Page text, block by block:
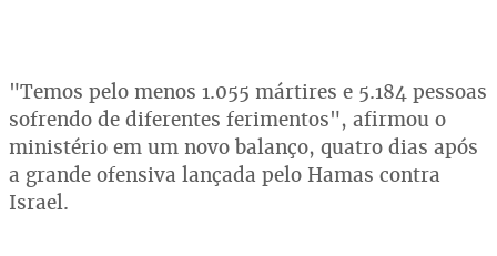
"Temos pelo menos 1.055 mártires e 5.184 pessoas
sofrendo de diferentes ferimentos", afirmou o
ministério em um novo balanço, quatro dias após
a grande ofensiva lançada pelo Hamas contra
Israel.